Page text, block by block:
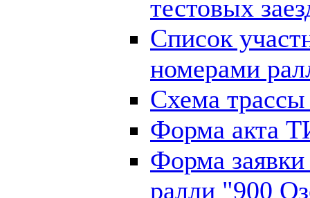
тестовых
Список
номерами
Схема
Форма акта
Форма
ралли "900